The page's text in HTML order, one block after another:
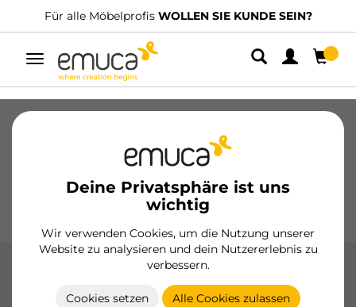
Für alle Möbelprofis WOLLEN SIE KUNDE SEIN?
Umschaltbare
Navigation
Deine Privatsphäre ist uns
wichtig
Wir verwenden Cookies, um die Nutzung unserer
Website zu analysieren und dein Nutzererlebnis zu
verbessern.
Cookies setzen Alle Cookies zulassen
Führungssysteme
Schiebesysteme
Griffe Sockel
X95-Scharnieretopf Ø35, mit
Winkelarmen mit 95º-Öffnung